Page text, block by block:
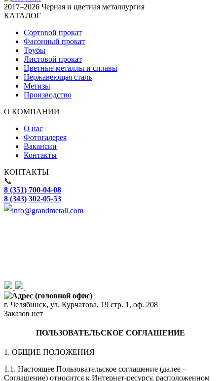
2017–2026 Черная и цветная металлургия
КАТАЛОГ
Сортовой прокат
Фасонный прокат
Трубы
Листовой прокат
Цветные металлы и сплавы
Нержавеющая сталь
Метизы
Производство
О КОМПАНИИ
О нас
Фотогалерея
Вакансии
Контакты
КОНТАКТЫ
📞
8 (351) 700-04-08
8 (343) 302-05-53
info@grandmetall.com
Адрес (головной офис)
г. Челябинск, ул. Курчатова, 19 стр. 1, оф. 208
Заказов нет
ПОЛЬЗОВАТЕЛЬСКОЕ СОГЛАШЕНИЕ
1. ОБЩИЕ ПОЛОЖЕНИЯ
1.1. Настоящее Пользовательское соглашение (далее –
Соглашение) относится к Интернет-ресурсу, расположенном